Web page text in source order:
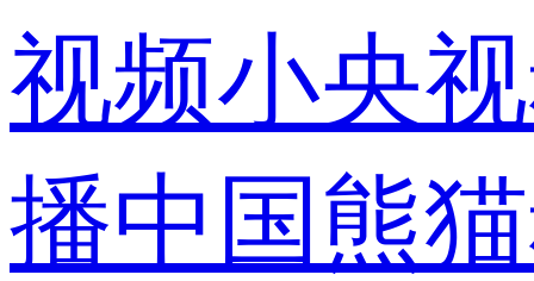
视频小央
播中国熊